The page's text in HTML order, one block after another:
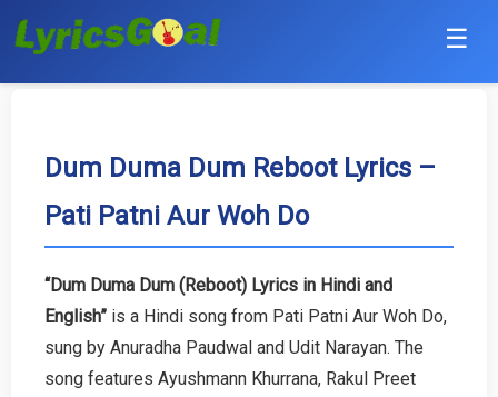
☰
Hindi
Bollywood
English
Tamil
Dum Duma Dum Reboot Lyrics –
Pati Patni Aur Woh Do
“Dum Duma Dum (Reboot) Lyrics in Hindi and
English” is a Hindi song from Pati Patni Aur Woh Do,
sung by Anuradha Paudwal and Udit Narayan. The
song features Ayushmann Khurrana, Rakul Preet